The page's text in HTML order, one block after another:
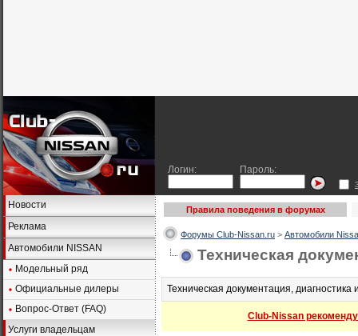
Логин: Пароль:
Новости
Реклама
Автомобили NISSAN
Модельный ряд
Официальные дилеры
Вопрос-Ответ (FAQ)
Услуги владельцам
Правила поведения в форумах
Форумы Club-Nissan.ru > Автомобили
Техническая
Техническая документация,
Club-Nissan